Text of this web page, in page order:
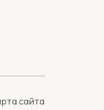
сайта